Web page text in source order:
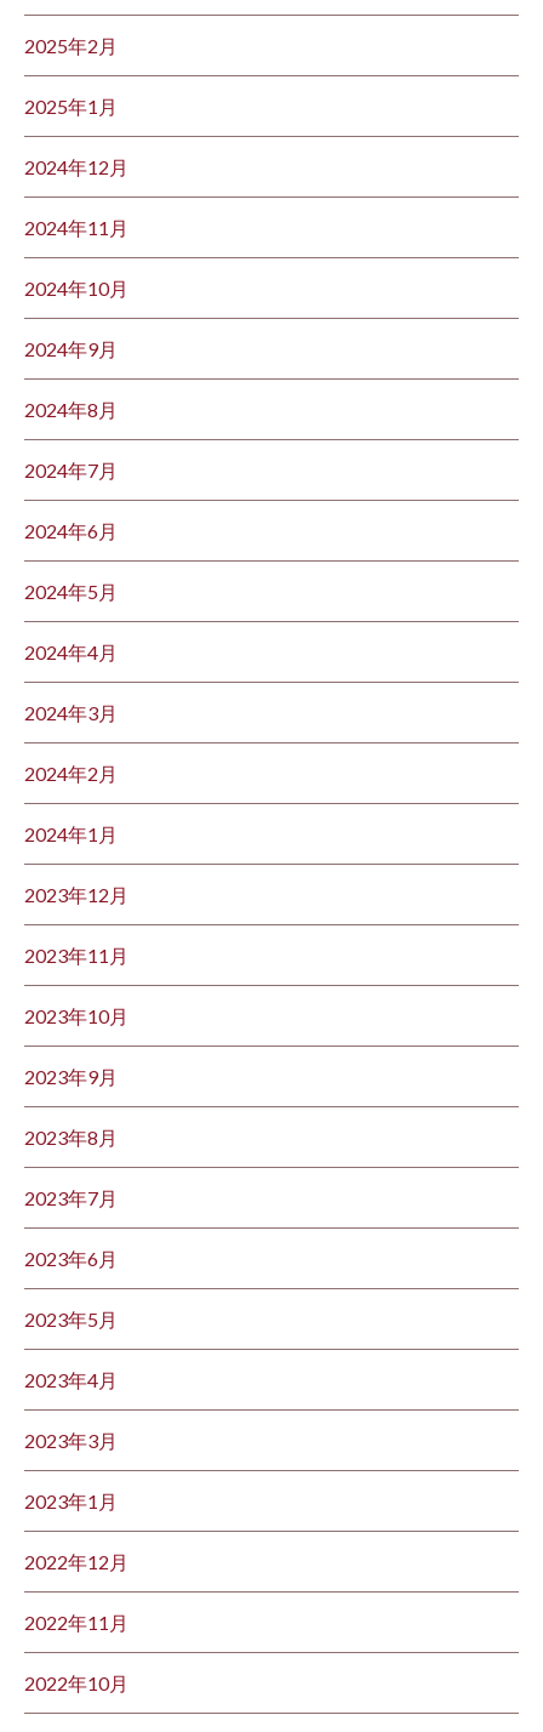
2025年2月
2025年1月
2024年12月
2024年11月
2024年10月
2024年9月
2024年8月
2024年7月
2024年6月
2024年5月
2024年4月
2024年3月
2024年2月
2024年1月
2023年12月
2023年11月
2023年10月
2023年9月
2023年8月
2023年7月
2023年6月
2023年5月
2023年4月
2023年3月
2023年1月
2022年12月
2022年11月
2022年10月